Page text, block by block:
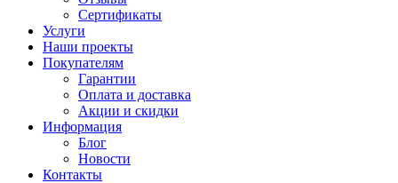
Сертификаты
Услуги
Наши проекты
Покупателям
Гарантии
Оплата и доставка
Акции и скидки
Информация
Блог
Новости
Контакты